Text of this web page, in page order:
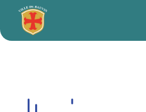
principal